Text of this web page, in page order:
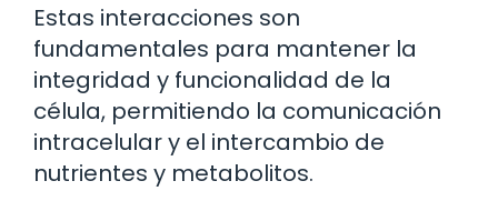
Estas interacciones son
fundamentales para mantener la
integridad y funcionalidad de la
célula, permitiendo la comunicación
intracelular y el intercambio de
nutrientes y metabolitos.